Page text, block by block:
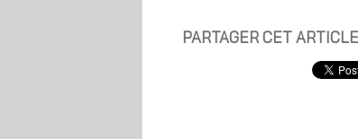
PARTAGER CET ARTICLE